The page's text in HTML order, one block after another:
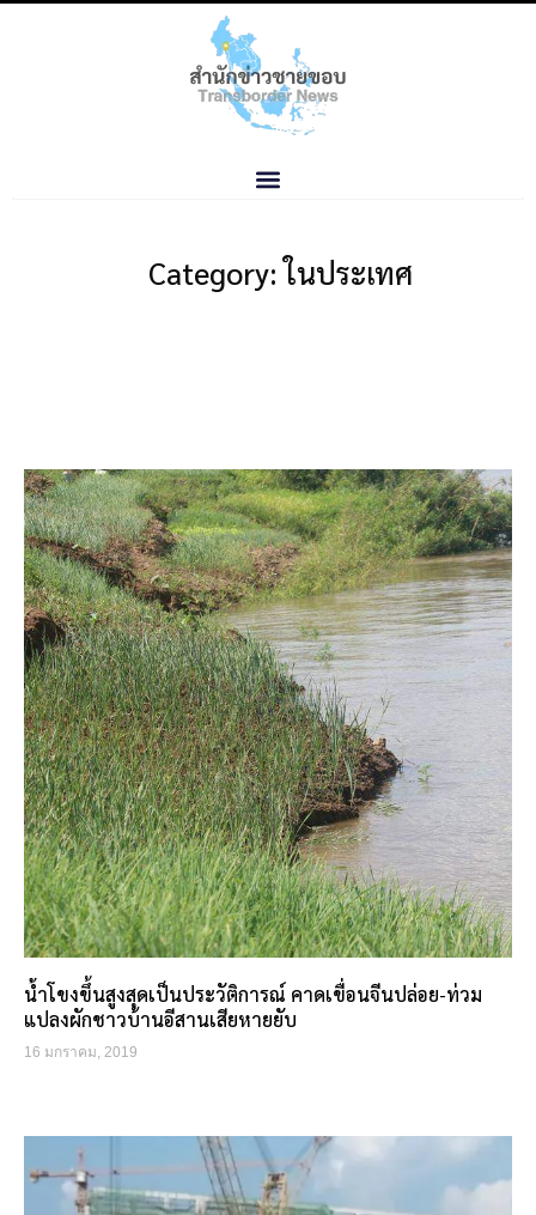
Category: ในประเทศ
น้ำโขงขึ้นสูงสุดเป็นประวัติการณ์ คาดเขื่อนจีนปล่อย-ท่วม
แปลงผักชาวบ้านอีสานเสียหายยับ
16 มกราคม, 2019